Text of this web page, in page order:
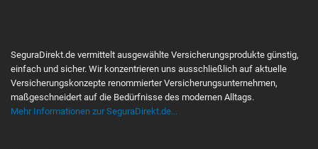
SeguraDirekt.de vermittelt ausgewählte Versicherungsprodukte günstig,
einfach und sicher. Wir konzentrieren uns ausschließlich auf aktuelle
Versicherungskonzepte renommierter Versicherungsunternehmen,
maßgeschneidert auf die Bedürfnisse des modernen Alltags.
Mehr Informationen zur SeguraDirekt.de...